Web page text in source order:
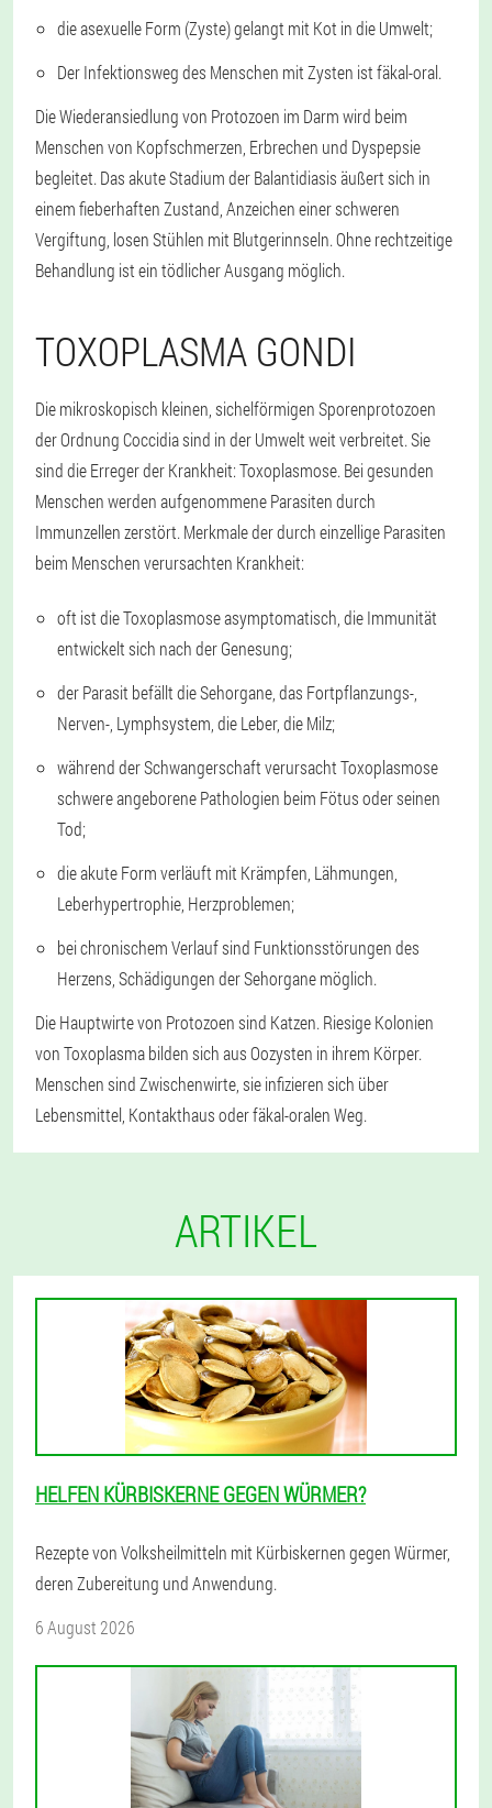
die asexuelle Form (Zyste) gelangt mit Kot in die Umwelt;
Der Infektionsweg des Menschen mit Zysten ist fäkal-oral.
Die Wiederansiedlung von Protozoen im Darm wird beim
Menschen von Kopfschmerzen, Erbrechen und Dyspepsie
begleitet. Das akute Stadium der Balantidiasis äußert sich in
einem fieberhaften Zustand, Anzeichen einer schweren
Vergiftung, losen Stühlen mit Blutgerinnseln. Ohne rechtzeitige
Behandlung ist ein tödlicher Ausgang möglich.
TOXOPLASMA GONDI
Die mikroskopisch kleinen, sichelförmigen Sporenprotozoen
der Ordnung Coccidia sind in der Umwelt weit verbreitet. Sie
sind die Erreger der Krankheit: Toxoplasmose. Bei gesunden
Menschen werden aufgenommene Parasiten durch
Immunzellen zerstört. Merkmale der durch einzellige Parasiten
beim Menschen verursachten Krankheit:
oft ist die Toxoplasmose asymptomatisch, die Immunität
entwickelt sich nach der Genesung;
der Parasit befällt die Sehorgane, das Fortpflanzungs-,
Nerven-, Lymphsystem, die Leber, die Milz;
während der Schwangerschaft verursacht Toxoplasmose
schwere angeborene Pathologien beim Fötus oder seinen
Tod;
die akute Form verläuft mit Krämpfen, Lähmungen,
Leberhypertrophie, Herzproblemen;
bei chronischem Verlauf sind Funktionsstörungen des
Herzens, Schädigungen der Sehorgane möglich.
Die Hauptwirte von Protozoen sind Katzen. Riesige Kolonien
von Toxoplasma bilden sich aus Oozysten in ihrem Körper.
Menschen sind Zwischenwirte, sie infizieren sich über
Lebensmittel, Kontakthaus oder fäkal-oralen Weg.
ARTIKEL
HELFEN KÜRBISKERNE GEGEN WÜRMER?
Rezepte von Volksheilmitteln mit Kürbiskernen gegen Würmer,
deren Zubereitung und Anwendung.
6 August 2026